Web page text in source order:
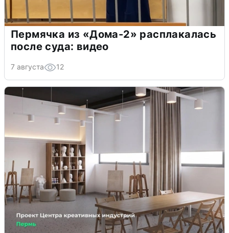
Пермячка из «Дома-2» расплакалась
после суда: видео
7 августа 12